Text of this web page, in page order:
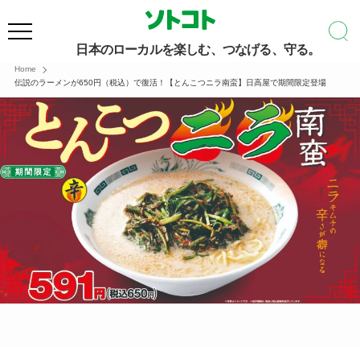
日本のローカルを楽しむ、つなげる、守る。
Home
伝説のラーメンが650円（税込）で復活！【とんこつニラ南蛮】日高屋で期間限定登場